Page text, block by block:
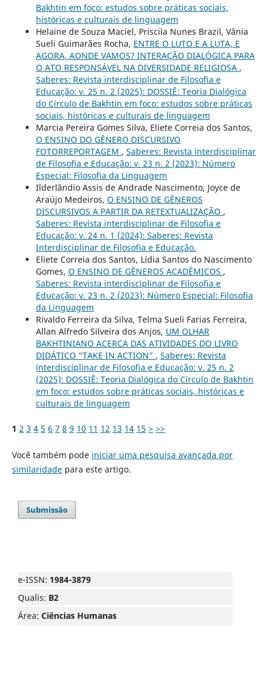
Bakhtin em foco: estudos sobre práticas sociais,
históricas e culturais de linguagem
Helaine de Souza Maciel, Priscila Nunes Brazil, Vânia
Sueli Guimarães Rocha, ENTRE O LUTO E A LUTA, E
AGORA, AONDE VAMOS? INTERAÇÃO DIALÓGICA PARA
O ATO RESPONSÁVEL NA DIVERSIDADE RELIGIOSA ,
Saberes: Revista interdisciplinar de Filosofia e
Educação: v. 25 n. 2 (2025): DOSSIÊ: Teoria Dialógica
do Círculo de Bakhtin em foco: estudos sobre práticas
sociais, históricas e culturais de linguagem
Marcia Pereira Gomes Silva, Eliete Correia dos Santos,
O ENSINO DO GÊNERO DISCURSIVO
FOTORREPORTAGEM , Saberes: Revista interdisciplinar
de Filosofia e Educação: v. 23 n. 2 (2023): Número
Especial: Filosofia da Linguagem
Ilderlândio Assis de Andrade Nascimento, Joyce de
Araújo Medeiros, O ENSINO DE GÊNEROS
DISCURSIVOS A PARTIR DA RETEXTUALIZAÇÃO ,
Saberes: Revista interdisciplinar de Filosofia e
Educação: v. 24 n. 1 (2024): Saberes: Revista
Interdisciplinar de Filosofia e Educação.
Eliete Correia dos Santos, Lídia Santos do Nascimento
Gomes, O ENSINO DE GÊNEROS ACADÊMICOS ,
Saberes: Revista interdisciplinar de Filosofia e
Educação: v. 23 n. 2 (2023): Número Especial: Filosofia
da Linguagem
Rivaldo Ferreira da Silva, Telma Sueli Farias Ferreira,
Allan Alfredo Silveira dos Anjos, UM OLHAR
BAKHTINIANO ACERCA DAS ATIVIDADES DO LIVRO
DIDÁTICO “TAKE IN ACTION” , Saberes: Revista
interdisciplinar de Filosofia e Educação: v. 25 n. 2
(2025): DOSSIÊ: Teoria Dialógica do Círculo de Bakhtin
em foco: estudos sobre práticas sociais, históricas e
culturais de linguagem
1 2 3 4 5 6 7 8 9 10 11 12 13 14 15 > >>
Você também pode iniciar uma pesquisa avançada por
similaridadepara este artigo.
Submissão
e-ISSN: 1984-3879
Qualis: B2
Área: Ciências Humanas